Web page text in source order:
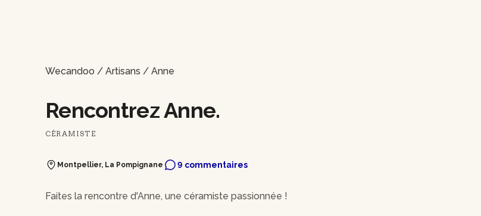
Wecandoo / Artisans / Anne
Rencontrez Anne.
CÉRAMISTE
Montpellier, La Pompignane 9 commentaires
Faites la rencontre d'Anne, une céramiste passionnée !